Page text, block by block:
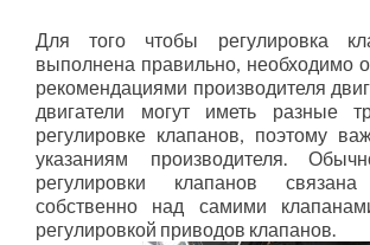
Для того чтобы регулировка
выполнена правильно, необходимо
рекомендациями производителя
двигатели могут иметь разные
регулировке клапанов, поэтому
указаниям производителя.
регулировки клапанов
собственно над самими
регулировкой приводов клапанов.